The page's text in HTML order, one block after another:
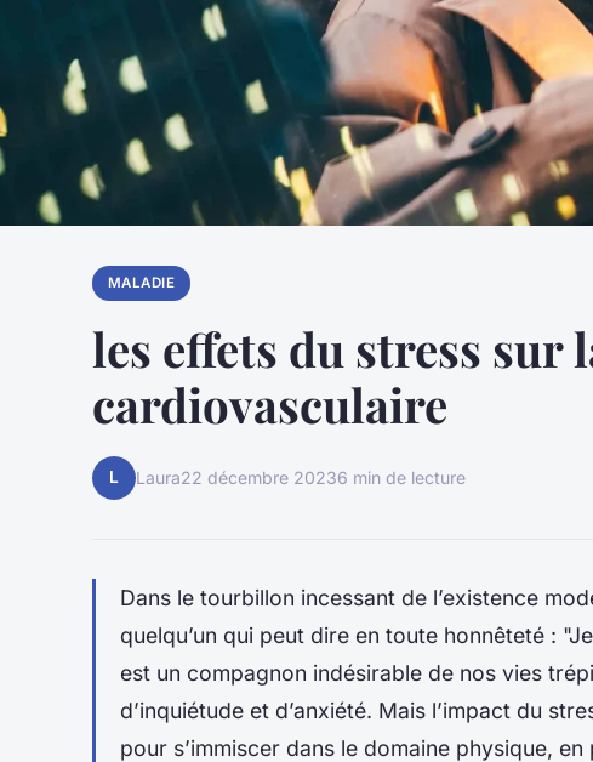
MALADIE
les effets du stress sur
cardiovasculaire
L Laura22 décembre 20236 min de lecture
Dans le tourbillon incessant de l’existence
quelqu’un qui peut dire en toute honnêteté :
est un compagnon indésirable de nos vies
d’inquiétude et d’anxiété. Mais l’impact du
pour s’immiscer dans le domaine physique,